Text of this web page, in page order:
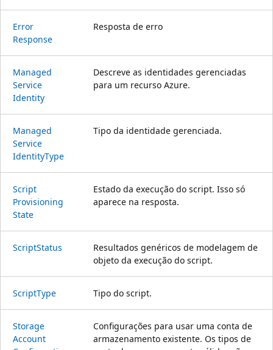
Error
Response
Resposta de erro
Managed
Service
Identity
Descreve as identidades gerenciadas
para um recurso Azure.
Managed
Service
IdentityType
Tipo da identidade gerenciada.
Script
Provisioning
State
Estado da execução do script. Isso só
aparece na resposta.
ScriptStatus
Resultados genéricos de modelagem de
objeto da execução do script.
ScriptType Tipo do script.
Storage
Account
Configurações para usar uma conta de
armazenamento existente. Os tipos de